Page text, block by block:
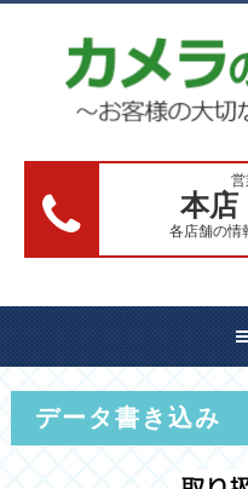
本店
各店舗の情
データ書き込み